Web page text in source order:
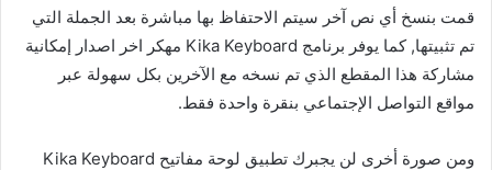
قمت بنسخ أي نص آخر سيتم الاحتفاظ بها مباشرة بعد الجملة التي
تم تثبيتها, كما يوفر برنامج Kika Keyboard مهكر اخر اصدار إمكانية
مشاركة هذا المقطع الذي تم نسخه مع الآخرين بكل سهولة عبر
مواقع التواصل الإجتماعي بنقرة واحدة فقط.
ومن صورة أخرى لن يجبرك تطبيق لوحة مفاتيح Kika Keyboard